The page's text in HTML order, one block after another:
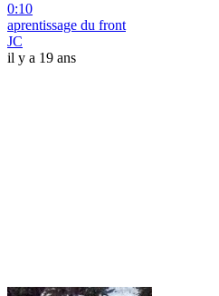
0:10
aprentissage du front
JC
il y a 19 ans